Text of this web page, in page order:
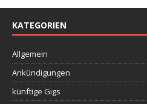
KATEGORIEN
Allgemein
Ankündigungen
künftige Gigs